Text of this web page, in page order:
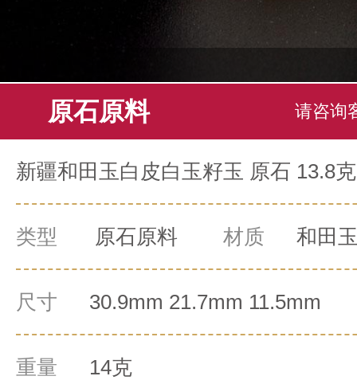
原石原料 请咨询
新疆和田玉白皮白玉籽玉 原石 13.8克
类型 原石原料 材质 和田
尺寸 30.9mm 21.7mm 11.5mm
重量 14克